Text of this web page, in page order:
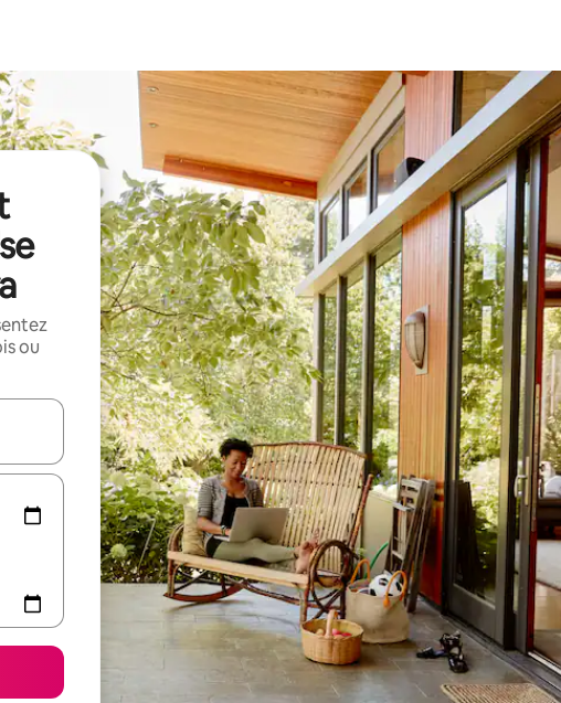
ou
vers le haut et vers le bas pour les parcourir ou en appuyant et en